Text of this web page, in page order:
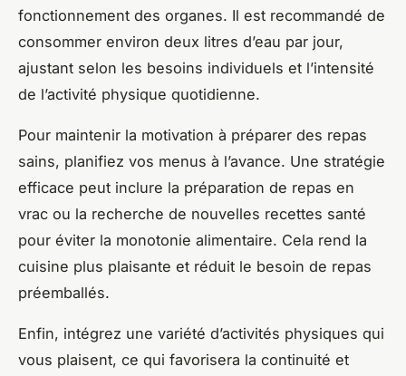
fonctionnement des organes. Il est recommandé de
consommer environ deux litres d’eau par jour,
ajustant selon les besoins individuels et l’intensité
de l’activité physique quotidienne.
Pour maintenir la motivation à préparer des repas
sains, planifiez vos menus à l’avance. Une stratégie
efficace peut inclure la préparation de repas en
vrac ou la recherche de nouvelles recettes santé
pour éviter la monotonie alimentaire. Cela rend la
cuisine plus plaisante et réduit le besoin de repas
préemballés.
Enfin, intégrez une variété d’activités physiques qui
vous plaisent, ce qui favorisera la continuité et